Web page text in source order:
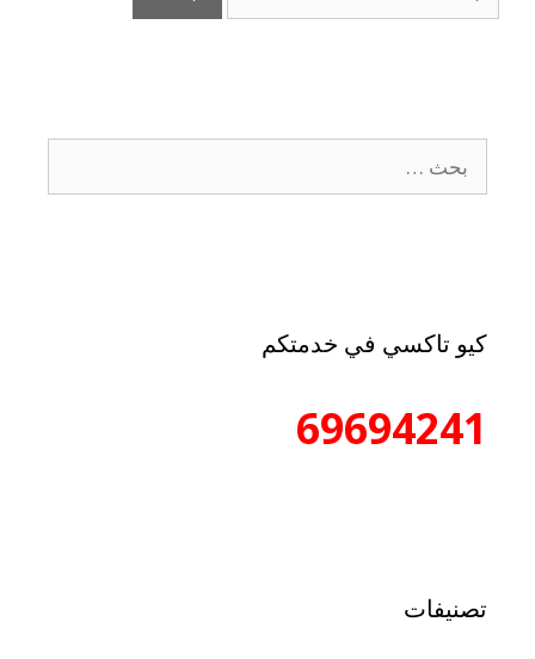
كيو تاكسي في خدمتكم
69694241
تصنيفات